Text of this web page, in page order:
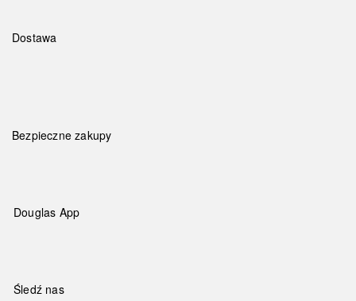
Dostawa
Bezpieczne zakupy
Douglas App
Śledź nas